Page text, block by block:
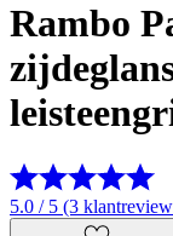
Rambo
5.0 / 5 (3